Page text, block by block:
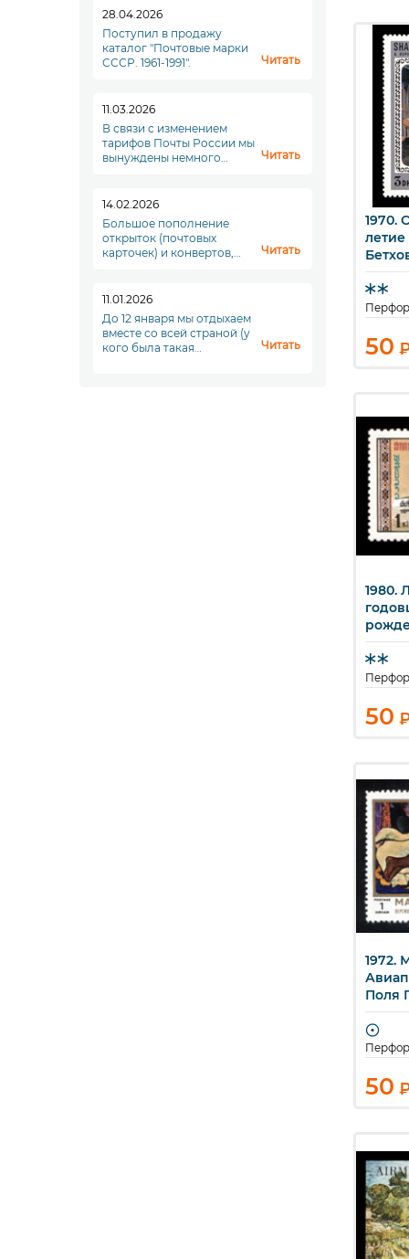
28.04.2026
Поступил в продажу
каталог "Почтовые марки
СССР. 1961-1991".
Читать
11.03.2026
В связи с изменением
тарифов Почты России мы
вынуждены немного
делать...
Читать
14.02.2026
Большое пополнение
открыток (почтовых
карточек) и конвертов,
Читать
11.01.2026
До 12 января мы отдыхаем
вместе со всей страной (у
кого была такая
Читать
1970.
50
1980.
50
1972. Манама.
Поля
50